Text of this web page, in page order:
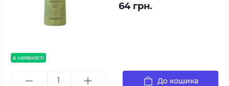
в наявності
64 грн.
До кошика